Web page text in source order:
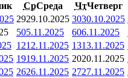
СрСреда ЧтЧетверг
2929.10.2025 3030.10.2025
505.11.2025 606.11.2025
1212.11.2025 1313.11.2025
1919.11.2025 2020.11.2025
2626.11.2025 2727.11.2025